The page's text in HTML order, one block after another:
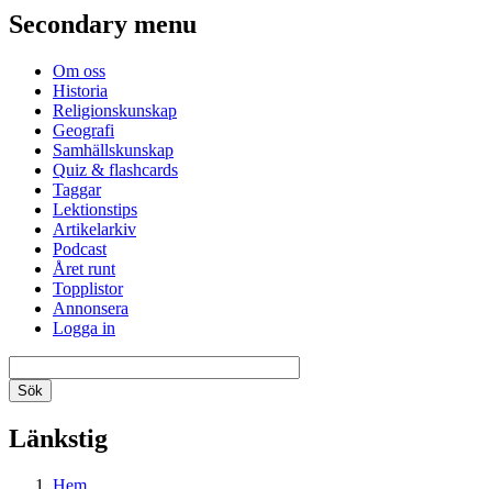
Secondary menu
Om oss
Historia
Religionskunskap
Geografi
Samhällskunskap
Quiz & flashcards
Taggar
Lektionstips
Artikelarkiv
Podcast
Året runt
Topplistor
Annonsera
Logga in
Länkstig
Hem